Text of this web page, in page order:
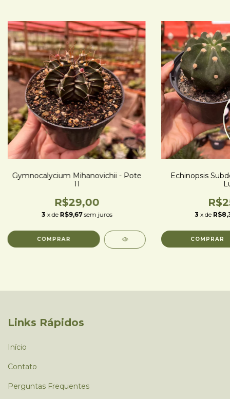
Gymnocalycium Mihanovichii - Pote
11
R$29,00
3 x de R$9,67 sem juros
Echinopsis
3 x de
Links Rápidos
Início
Contato
Perguntas Frequentes